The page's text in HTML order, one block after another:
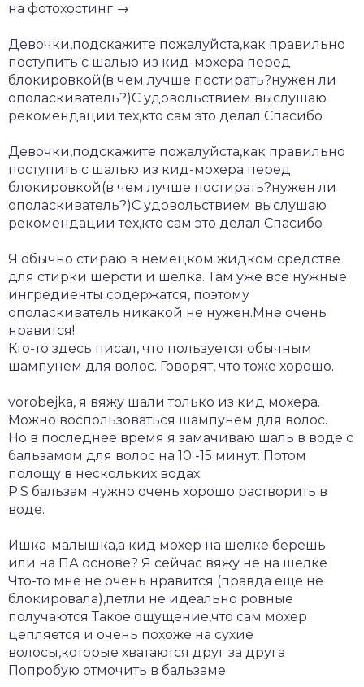
на фотохостинг →
Девочки,подскажите пожалуйста,как правильно
поступить с шалью из кид-мохера перед
блокировкой(в чем лучше постирать?нужен ли
ополаскиватель?)С удовольствием выслушаю
рекомендации тех,кто сам это делал Спасибо
Девочки,подскажите пожалуйста,как правильно
поступить с шалью из кид-мохера перед
блокировкой(в чем лучше постирать?нужен ли
ополаскиватель?)С удовольствием выслушаю
рекомендации тех,кто сам это делал Спасибо
Я обычно стираю в немецком жидком средстве
для стирки шерсти и шёлка. Там уже все нужные
ингредиенты содержатся, поэтому
ополаскиватель никакой не нужен.Мне очень
нравится!
Кто-то здесь писал, что пользуется обычным
шампунем для волос. Говорят, что тоже хорошо.
vorobejka, я вяжу шали только из кид мохера.
Можно воспользоваться шампунем для волос.
Но в последнее время я замачиваю шаль в воде с
бальзамом для волос на 10 -15 минут. Потом
полощу в нескольких водах.
P.S бальзам нужно очень хорошо растворить в
воде.
Ишка-малышка,а кид мохер на шелке берешь
или на ПА основе? Я сейчас вяжу не на шелке
Что-то мне не очень нравится (правда еще не
блокировала),петли не идеально ровные
получаются Такое ощущение,что сам мохер
цепляется и очень похоже на сухие
волосы,которые хватаются друг за друга
Попробую отмочить в бальзаме